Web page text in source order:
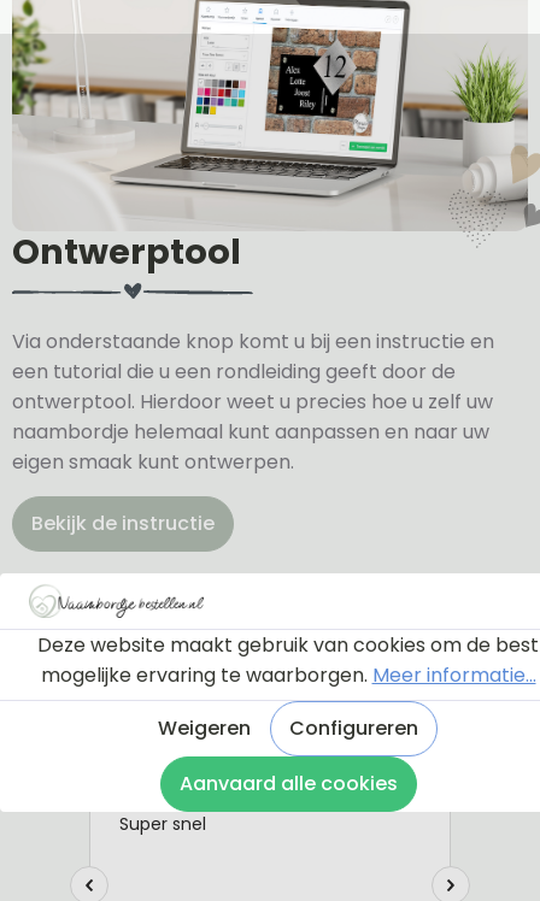
Ontwerptool
Via onderstaande knop komt u bij een instructie en
een tutorial die u een rondleiding geeft door de
ontwerptool. Hierdoor weet u precies hoe u zelf uw
naambordje helemaal kunt aanpassen en naar uw
eigen smaak kunt ontwerpen.
Bekijk de instructie
Deze website maakt gebruik van cookies om de best
mogelijke ervaring te waarborgen. Meer informatie...
Weigeren
Configureren
Aanvaard alle cookies